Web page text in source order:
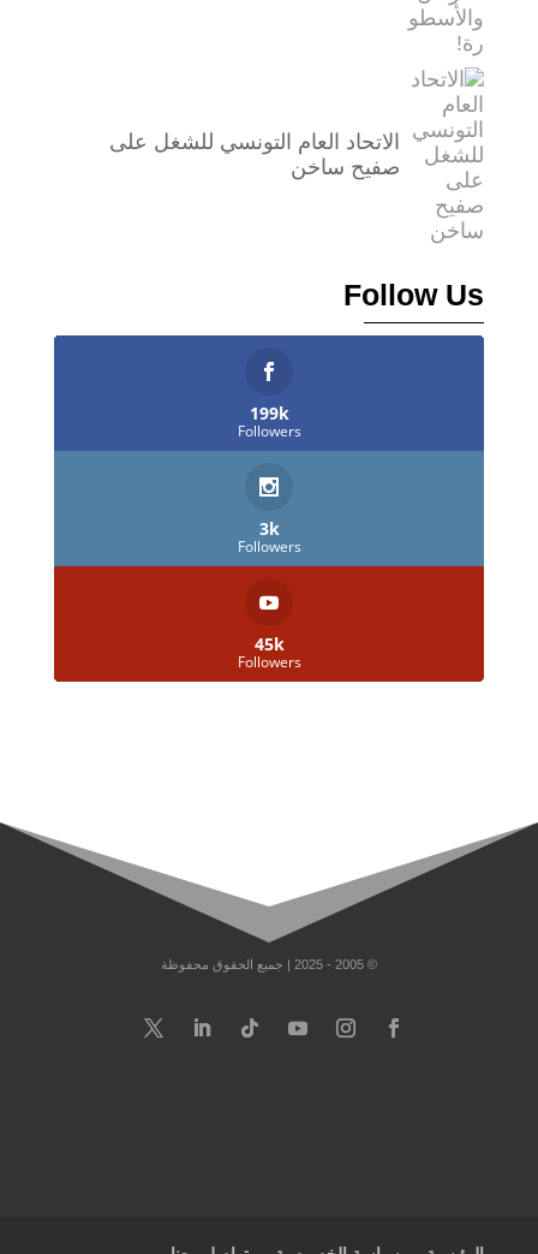
الاتحاد العام التونسي للشغل على
صفيح ساخن
Follow Us
199k
Followers
3k
Followers
45k
Followers
© 2005 - 2025 | جميع الحقوق محفوظة